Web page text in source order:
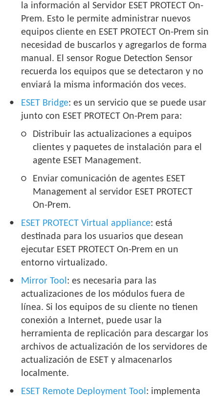
la información al Servidor ESET PROTECT On-
Prem. Esto le permite administrar nuevos
equipos cliente en ESET PROTECT On-Prem sin
necesidad de buscarlos y agregarlos de forma
manual. El sensor Rogue Detection Sensor
recuerda los equipos que se detectaron y no
enviará la misma información dos veces.
ESET Bridge: es un servicio que se puede usar
junto con ESET PROTECT On-Prem para:
Distribuir las actualizaciones a equipos
clientes y paquetes de instalación para el
agente ESET Management.
Enviar comunicación de agentes ESET
Management al servidor ESET PROTECT
On-Prem.
ESET PROTECT Virtual appliance: está
destinada para los usuarios que desean
ejecutar ESET PROTECT On-Prem en un
entorno virtualizado.
Mirror Tool : es necesaria para las
actualizaciones de los módulos fuera de
línea. Si los equipos de su cliente no tienen
conexión a Internet, puede usar la
herramienta de replicación para descargar los
archivos de actualización de los servidores de
actualización de ESET y almacenarlos
localmente.
ESET Remote Deployment Tool : implementa